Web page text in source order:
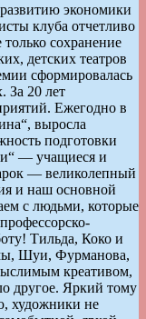
экономики
клуба отчетливо
сохранение
детских театров
сформировалась
За 20 лет
Ежегодно в
выросла
подготовки
— учащиеся и
— великолепный
и наш основной
с людьми, которые
Тильда, Коко и
Шуи, Фурманова,
креативом,
другое. Яркий тому
художники не